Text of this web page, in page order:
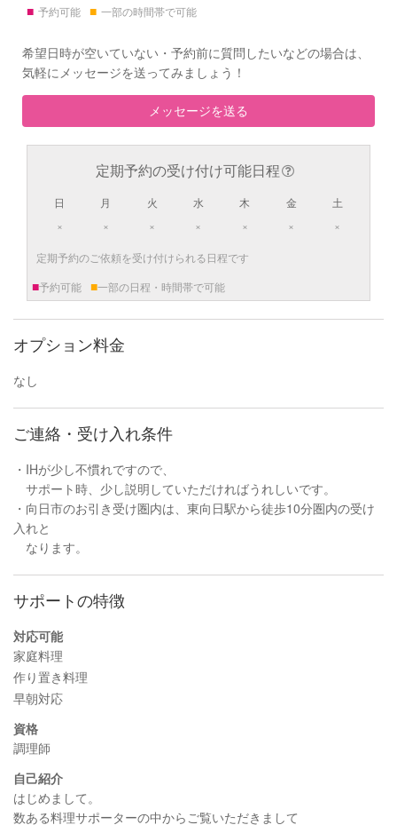
■ 予約可能 ■ 一部の時間帯で可能
希望日時が空いていない・予約前に質問したいなどの場合は、
気軽にメッセージを送ってみましょう！
メッセージを送る
定期予約の受け付け可能日程
日
×
月
×
火
×
水
×
木
×
金
×
土
×
定期予約のご依頼を受け付けられる日程です
■予約可能 ■一部の日程・時間帯で可能
オプション料金
なし
ご連絡・受け入れ条件
・IHが少し不慣れですので、
サポート時、少し説明していただければうれしいです。
・向日市のお引き受け圏内は、東向日駅から徒歩10分圏内の受け
入れと
なります。
サポートの特徴
対応可能
家庭料理
作り置き料理
早朝対応
資格
調理師
自己紹介
はじめまして。
数ある料理サポーターの中からご覧いただきまして